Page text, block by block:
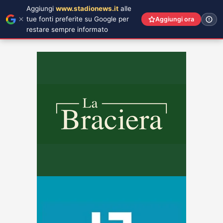
Aggiungi www.stadionews.it alle
tue fonti preferite su Google per
restare sempre informato
Aggiungi ora